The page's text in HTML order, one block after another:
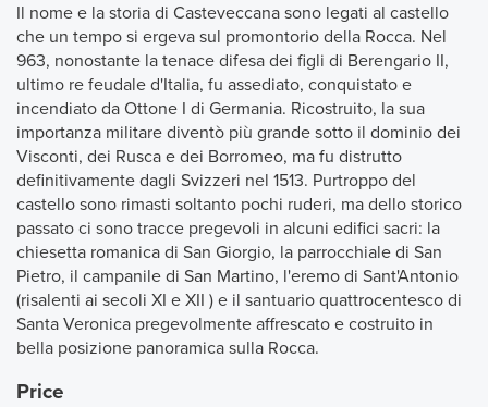
Il nome e la storia di Casteveccana sono legati al castello
che un tempo si ergeva sul pro­montorio della Rocca. Nel
963, nonostante la tenace difesa dei figli di Berengario II,
ultimo re feudale d'Italia, fu assediato, conquistato e
incendiato da Ottone I di Germania. Ricostruito, la sua
importanza militare diventò più grande sotto il domi­nio dei
Visconti, dei Rusca e dei Borromeo, ma fu distrutto
definitivamente dagli Svizzeri nel 1513. Purtroppo del
castello sono rimasti soltanto pochi ruderi, ma dello storico
passato ci sono tracce pregevoli in alcuni edifici sacri: la
chiesetta romanica di San Giorgio, la parrocchiale di San
Pietro, il campanile di San Martino, l'eremo di Sant'Antonio
(risalenti ai secoli XI e XII ) e il santuario quattrocentesco di
Santa Veronica pregevolmente affrescato e costruito in
bella posizione panoramica sulla Rocca.
Price